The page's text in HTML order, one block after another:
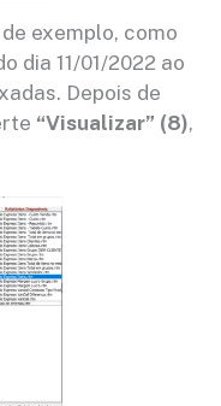
exemplo, como
dia 11/01/2022 ao
Depois de
“Visualizar” (8),